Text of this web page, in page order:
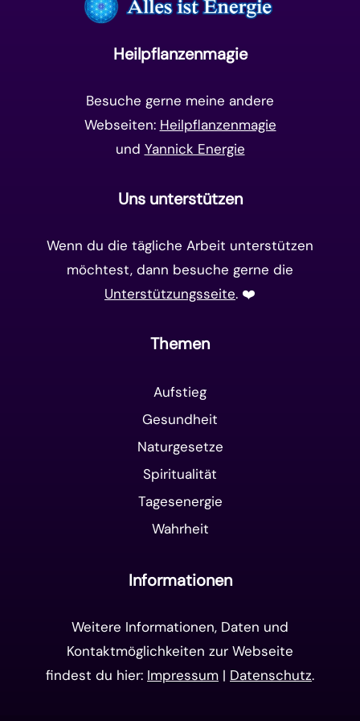
Unterbewusstsein
Heilpflanzenmagie
Besuche gerne meine andere
Webseiten: Heilpflanzenmagie
und Yannick Energie
Uns unterstützen
Wenn du die tägliche Arbeit unterstützen
möchtest, dann besuche gerne die
Unterstützungsseite. ❤️️
Themen
Aufstieg
Gesundheit
Naturgesetze
Spiritualität
Tagesenergie
Wahrheit
Informationen
Weitere Informationen, Daten und
Kontaktmöglichkeiten zur Webseite
findest du hier: Impressum | Datenschutz.